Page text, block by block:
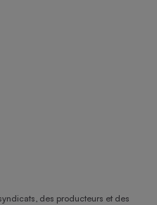
des producteurs et des